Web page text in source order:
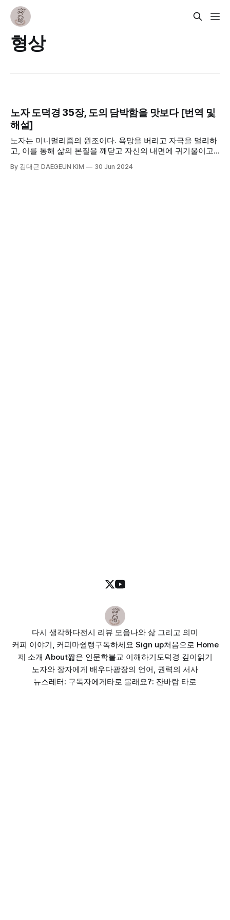
형상
노자 도덕경 35장, 도의 담박함을 맛보다 [번역 및
해설]
노자는 미니멀리즘의 원조이다. 욕망을 버리고 자극을 멀리하
고, 이를 통해 삶의 본질을 깨닫고 자신의 내면에 귀기울이고
자기가 해야 하는 일이 무엇인지 깨닫고 더 이상 다른 사소하
By 김대근 DAEGEUN KIM 30 Jun 2024
다시 생각하다전시 리뷰 모음나와 삶 그리고 의미
커피 이야기, 커피마쉴랭구독하세요 Sign up처음으로 Home
제 소개 About짧은 인문학불교 이해하기도덕경 깊이읽기
노자와 장자에게 배우다광장의 언어, 권력의 서사
뉴스레터: 구독자에게타로 볼래요?: 잔바람 타로